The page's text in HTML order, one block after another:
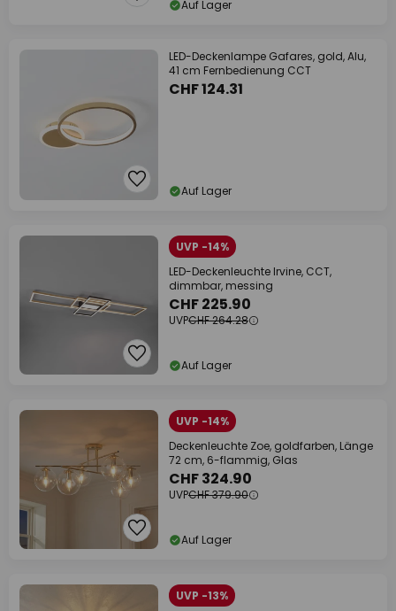
Auf Lager
LED-Deckenlampe Gafares, gold, Alu,
41 cm Fernbedienung CCT
CHF 124.31
Auf Lager
UVP -14%
LED-Deckenleuchte Irvine, CCT,
dimmbar, messing
CHF 225.90
UVPCHF 264.28
Auf Lager
UVP -14%
Deckenleuchte Zoe, goldfarben, Länge
72 cm, 6-flammig, Glas
CHF 324.90
UVPCHF 379.90
Auf Lager
UVP -13%